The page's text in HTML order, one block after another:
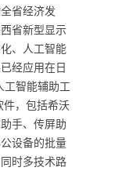
省经济发
省新型显示
、人工智能
经应用在日
工智能辅助工
件，包括希沃
手、传屏助
设备的批量
时多技术路